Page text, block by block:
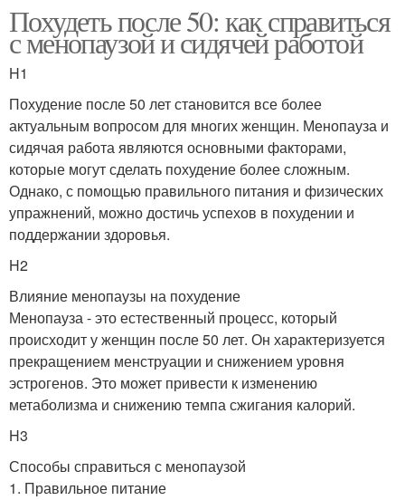
Похудеть после 50: как справиться
с менопаузой и сидячей работой
H1
Похудение после 50 лет становится все более
актуальным вопросом для многих женщин. Менопауза и
сидячая работа являются основными факторами,
которые могут сделать похудение более сложным.
Однако, с помощью правильного питания и физических
упражнений, можно достичь успехов в похудении и
поддержании здоровья.
H2
Влияние менопаузы на похудение
Менопауза - это естественный процесс, который
происходит у женщин после 50 лет. Он характеризуется
прекращением менструации и снижением уровня
эстрогенов. Это может привести к изменению
метаболизма и снижению темпа сжигания калорий.
H3
Способы справиться с менопаузой
1. Правильное питание